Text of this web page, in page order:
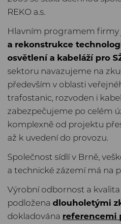
REKO a.s.
Hlavním programem firmy
a rekonstrukce
osvětlení a kabeláží pro
sektoru navazujeme na
především v oblasti
trafostanic, rozvoden i
zabezpečujeme po celém
komplexně od projektu
až k uvedení do provozu.
Společnost sídlí v Brně,
a technické zázemí má na
Výrobní odbornost a kvalita
podložena dlouholetými
dokladována referencemi